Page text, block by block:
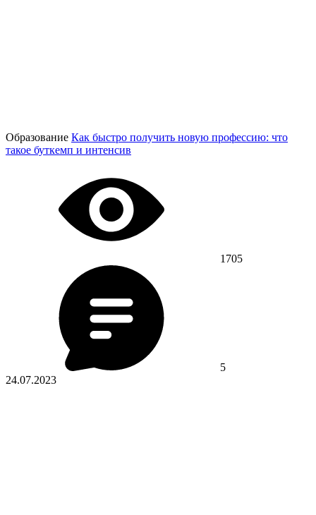
Образование Как быстро получить новую профессию: что
такое буткемп и интенсив
1705
5
24.07.2023